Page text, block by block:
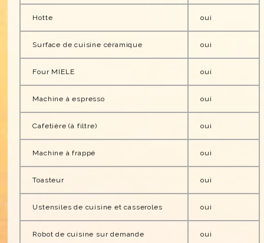
Hotte oui
Surface de cuisine céramique oui
Four MIELE oui
Machine à espresso oui
Cafetière (à filtre) oui
Machine à frappé oui
Toasteur oui
Ustensiles de cuisine et casseroles oui
Robot de cuisine sur demande oui